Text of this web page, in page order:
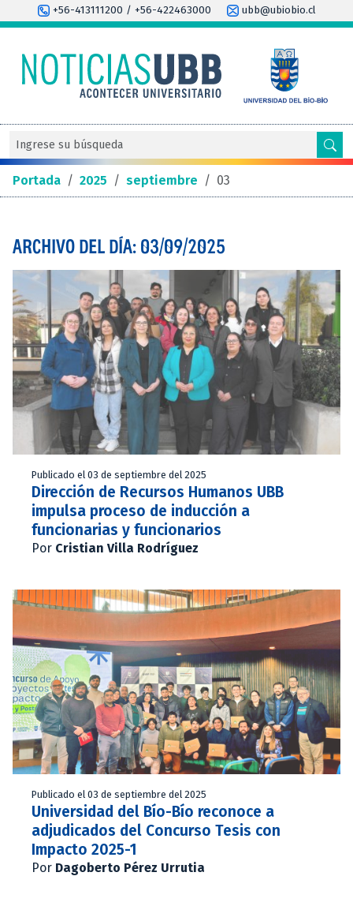
+56-413111200 / +56-422463000 ubb@ubiobio.cl
Portada / 2025 / septiembre / 03
ARCHIVO DEL DÍA: 03/09/2025
Publicado el 03 de septiembre del 2025
Dirección de Recursos Humanos UBB
impulsa proceso de inducción a
funcionarias y funcionarios
Por Cristian Villa Rodríguez
Publicado el 03 de septiembre del 2025
Universidad del Bío-Bío reconoce a
adjudicados del Concurso Tesis con
Impacto 2025-1
Por Dagoberto Pérez Urrutia